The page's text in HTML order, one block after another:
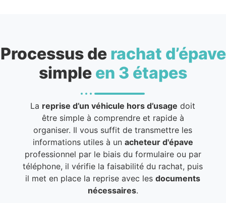
Processus de rachat d’épave
simple en 3 étapes
La reprise d’un véhicule hors d’usage doit
être simple à comprendre et rapide à
organiser. Il vous suffit de transmettre les
informations utiles à un acheteur d'épave
professionnel par le biais du formulaire ou par
téléphone, il vérifie la faisabilité du rachat, puis
il met en place la reprise avec lesdocuments
nécessaires.